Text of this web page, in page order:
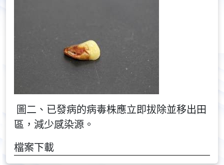
圖二、已發病的病毒株應立即拔除並移出田
區，減少感染源。
檔案下載